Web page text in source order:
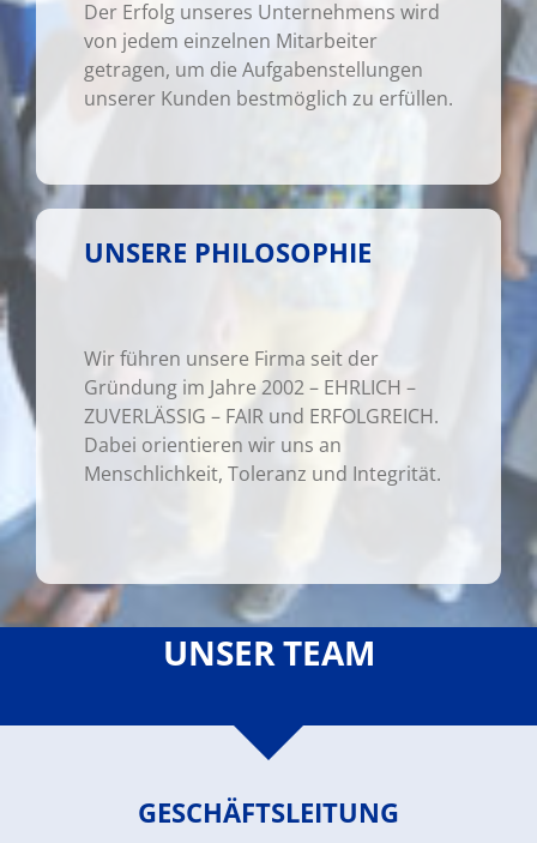
Der Erfolg unseres Unternehmens wird
von jedem einzelnen Mitarbeiter
getragen, um die Aufgabenstellungen
unserer Kunden bestmöglich zu erfüllen.
UNSERE PHILOSOPHIE
Wir führen unsere Firma seit der
Gründung im Jahre 2002 – EHRLICH –
ZUVERLÄSSIG – FAIR und ERFOLGREICH.
Dabei orientieren wir uns an
Menschlichkeit, Toleranz und Integrität.
UNSER TEAM
GESCHÄFTSLEITUNG